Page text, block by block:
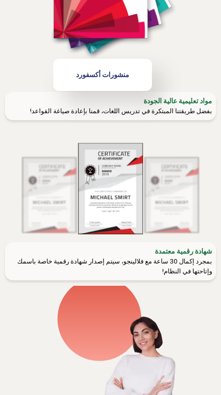
منشورات أكسفورد
مواد تعليمية عالية الجودة
بفضل طريقتنا المبتكرة في تدريس اللغات، قمنا بإعادة صياغة القواعد!
شهادة رقمية معتمدة
بمجرد إكمال 30 ساعة مع فلالينجو، سيتم إصدار شهادة رقمية خاصة باسمك
وإتاحتها في النظام!